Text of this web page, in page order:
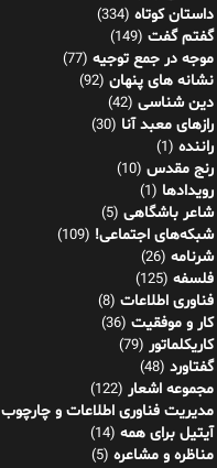
داستان کوتاه (334)
گفتم گفت (149)
موجه در جمع توجیه (77)
نشانه های پنهان (92)
دین شناسی (42)
رازهای معبد آنا (30)
راننده (1)
رنج مقدس (10)
رویدادها (1)
شاعر باشگاهی (5)
شبکه‌های اجتماعی! (109)
شرنامه (26)
فلسفه (125)
فناوری اطلاعات (8)
کار و موفقیت (36)
کاریکلماتور (79)
گفتاورد (48)
مجموعه اشعار (122)
مدیریت فناوری اطلاعات و چارچوب ITIL
آیتیل برای همه (14)
مناظره و مشاعره (5)